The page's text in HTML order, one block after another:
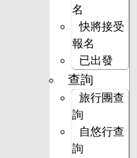
名
快將接受
報名
已出發
查詢
旅行團查
詢
自悠行查
詢